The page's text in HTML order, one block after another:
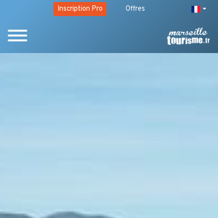
Inscription Pro Offres